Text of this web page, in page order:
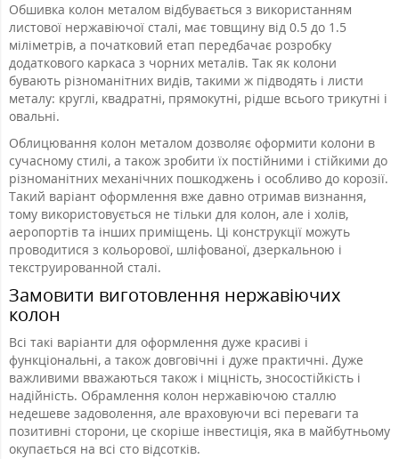
Обшивка колон металом відбувається з використанням
листової нержавіючої сталі, має товщину від 0.5 до 1.5
міліметрів, а початковий етап передбачає розробку
додаткового каркаса з чорних металів. Так як колони
бувають різноманітних видів, такими ж підводять і листи
металу: круглі, квадратні, прямокутні, рідше всього трикутні і
овальні.
Облицювання колон металом дозволяє оформити колони в
сучасному стилі, а також зробити їх постійними і стійкими до
різноманітних механічних пошкоджень і особливо до корозії.
Такий варіант оформлення вже давно отримав визнання,
тому використовується не тільки для колон, але і холів,
аеропортів та інших приміщень. Ці конструкції можуть
проводитися з кольорової, шліфованої, дзеркальною і
текструированной сталі.
Замовити виготовлення нержавіючих
колон
Всі такі варіанти для оформлення дуже красиві і
функціональні, а також довговічні і дуже практичні. Дуже
важливими вважаються також і міцність, зносостійкість і
надійність. Обрамлення колон нержавіючою сталлю
недешеве задоволення, але враховуючи всі переваги та
позитивні сторони, це скоріше інвестиція, яка в майбутньому
окупається на всі сто відсотків.